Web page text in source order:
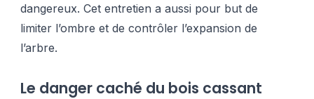
dangereux. Cet entretien a aussi pour but de
limiter l’ombre et de contrôler l’expansion de
l’arbre.
Le danger caché du bois cassant